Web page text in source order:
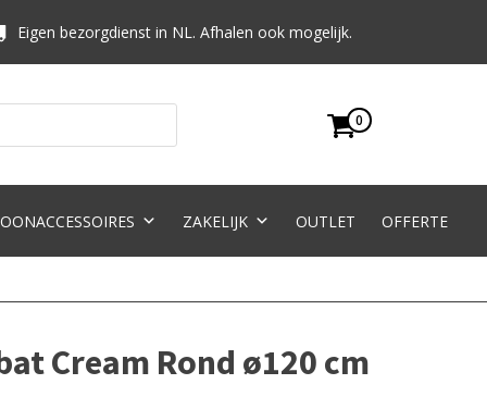
Eigen bezorgdienst in NL. Afhalen ook mogelijk.
0
ZAKELIJK OUTLET OFFERTE
Cream Rond ø120 cm